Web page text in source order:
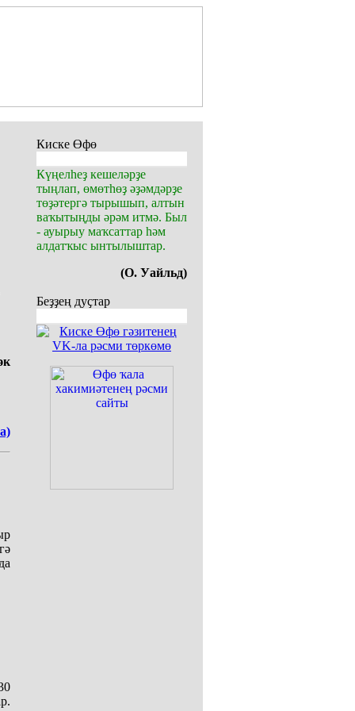
Киске Өфө
Күңелһеҙ кешеләрҙе
тыңлап, өмөтһөҙ әҙәмдәрҙе
төҙәтергә тырышып, алтын
ваҡытыңды әрәм итмә. Был
- ауырыу маҡсаттар һәм
алдатҡыс ынтылыштар.
(О. Уайльд)
Беҙҙең дуҫтар